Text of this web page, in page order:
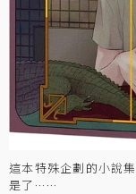
這本特殊企劃的小說
是了……